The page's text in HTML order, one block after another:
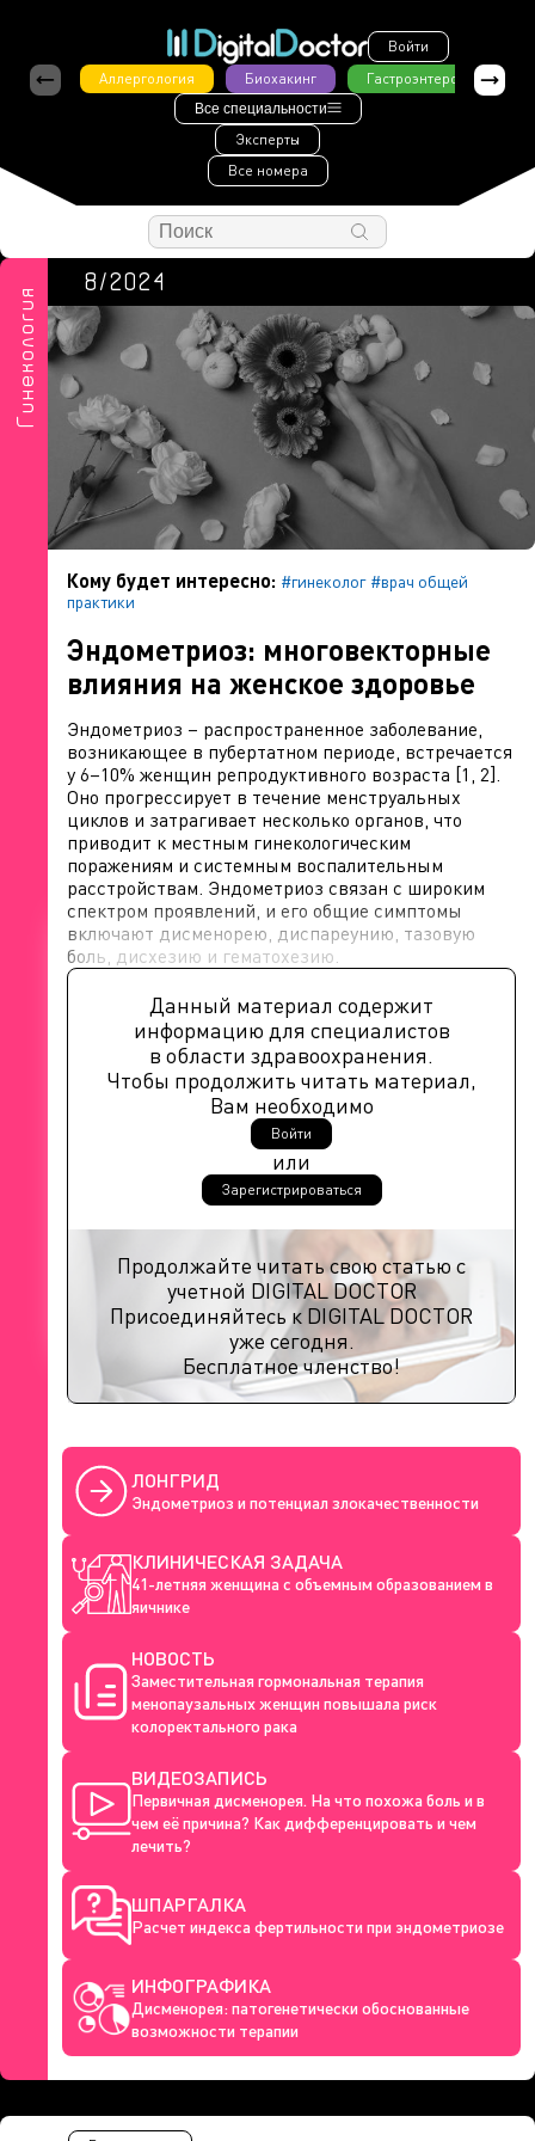
Войти
Аллергология
Биохакинг Гастроэнтерология
Все специальности
Эксперты
Все номера
Гинекология
8/2024
Кому будет интересно: #гинеколог #врач общей
практики
Эндометриоз: многовекторные
влияния на женское здоровье
Эндометриоз – распространенное заболевание,
возникающее в пубертатном периоде, встречается
у 6–10% женщин репродуктивного возраста [1, 2].
Оно прогрессирует в течение менструальных
циклов и затрагивает несколько органов, что
приводит к местным гинекологическим
поражениям и системным воспалительным
расстройствам. Эндометриоз связан с широким
спектром проявлений, и его общие симптомы
включают дисменорею, диспареунию, тазовую
боль, дисхезию и гематохезию.
Данный материал содержит
информацию для специалистов
в области здравоохранения.
Чтобы продолжить читать материал,
Вам необходимо
Войти
или
Зарегистрироваться
Продолжайте читать свою статью с
учетной DIGITAL DOCTOR
Присоединяйтесь к DIGITAL DOCTOR
уже сегодня.
Бесплатное членство!
ЛОНГРИД
Эндометриоз и потенциал злокачественности
КЛИНИЧЕСКАЯ ЗАДАЧА
41-летняя женщина с объемным образованием в
яичнике
НОВОСТЬ
Заместительная гормональная терапия
менопаузальных женщин повышала риск
колоректального рака
ВИДЕОЗАПИСЬ
Первичная дисменорея. На что похожа боль и в
чем её причина? Как дифференцировать и чем
лечить?
ШПАРГАЛКА
Расчет индекса фертильности при эндометриозе
ИНФОГРАФИКА
Дисменорея: патогенетически обоснованные
возможности терапии